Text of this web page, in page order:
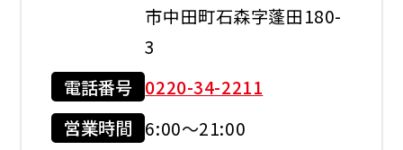
現金会員
市中田町石森字蓬田180-
3
電話番号 0220-34-2211
営業時間 6:00～21:00